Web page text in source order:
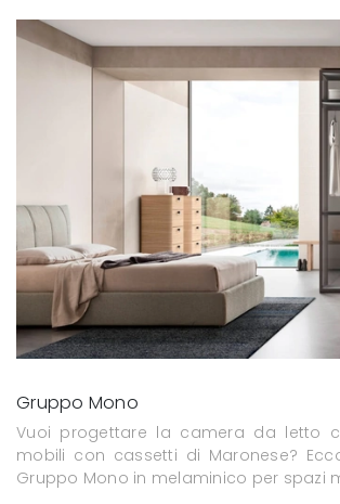
Gruppo Mono
Vuoi progettare la camera da letto
mobili con cassetti di Maronese?
Gruppo Mono in melaminico per spazi